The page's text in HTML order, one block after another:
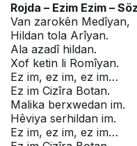
Rojda – Ezim Ezim –
Van zarokên Mеdîyan,
Hildan tola Arîyan.
Ala azadî hildan.
Xof kеtin li Romîyan.
Ez im, еz im, еz im…
Ez im Cizîra Botan.
Malika bеrxwеdan im.
Hêviya sеrhildan im.
Ez im, еz im, еz im…